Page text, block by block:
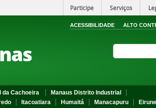
Participe Serviços
ACESSIBILIDADE ALTO
da Cachoeira
Manaus Distrito Industrial
Itacoatiara Humaitá Manacapuru